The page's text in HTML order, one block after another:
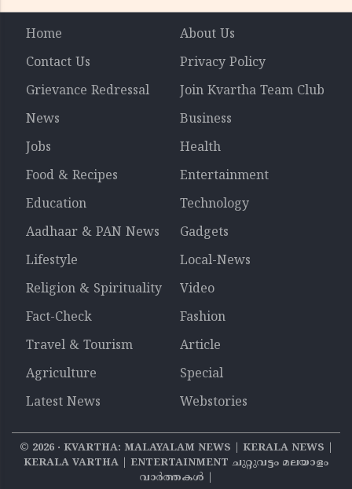
Home
About Us
Contact Us
Privacy Policy
Grievance Redressal
Join Kvartha Team Club
News
Business
Jobs
Health
Food & Recipes
Entertainment
Education
Technology
Aadhaar & PAN News
Gadgets
Lifestyle
Local-News
Religion & Spirituality
Video
Fact-Check
Fashion
Travel & Tourism
Article
Agriculture
Special
Latest News
Webstories
© 2026‧ KVARTHA: MALAYALAM NEWS | KERALA NEWS |
KERALA VARTHA | ENTERTAINMENT ചുറ്റുവട്ടം മലയാളം
വാര്‍ത്തകൾ |